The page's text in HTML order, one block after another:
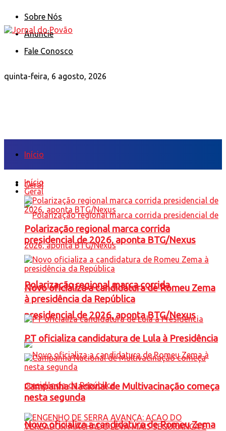
Sobre Nós
Anuncie
Fale Conosco
quinta-feira, 6 agosto, 2026
Início
Geral
Polarização regional marca corrida
presidencial de 2026, aponta BTG/Nexus
Novo oficializa a candidatura de Romeu Zema
Início
Geral
Polarização regional marca corrida
presidencial de 2026, aponta BTG/Nexus
Novo oficializa a candidatura de Romeu Zema
à presidência da República
PT oficializa candidatura de Lula à Presidência
Campanha Nacional de Multivacinação começa
nesta segunda